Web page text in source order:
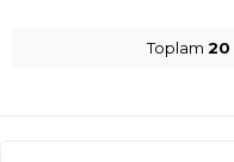
Toplam 20